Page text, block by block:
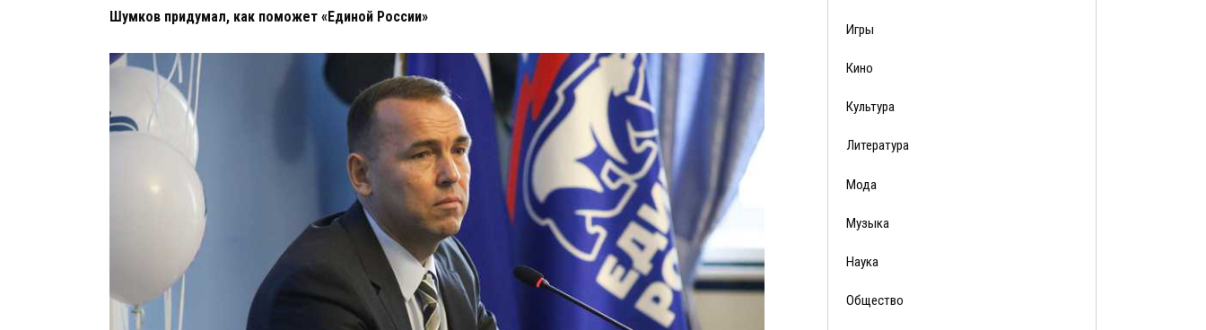
Шумков придумал, как поможет «Единой России»
Игры
Кино
Культура
Литература
Мода
Музыка
Наука
Общество